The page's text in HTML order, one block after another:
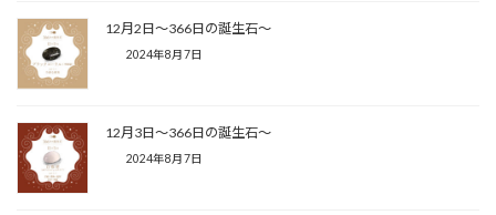
12月2日〜366日の誕生石〜
2024年8月7日
12月3日〜366日の誕生石〜
2024年8月7日